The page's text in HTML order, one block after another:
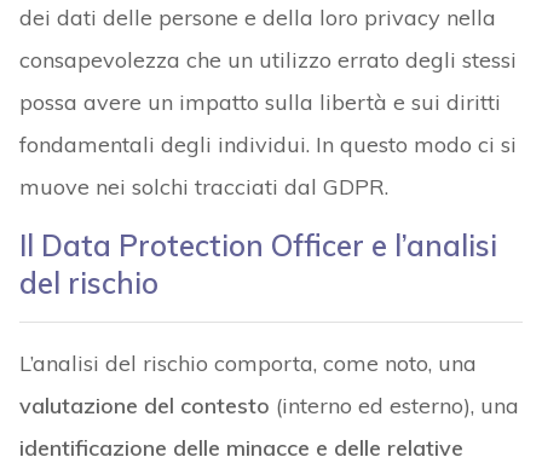
dei dati delle persone e della loro privacy nella
consapevolezza che un utilizzo errato degli stessi
possa avere un impatto sulla libertà e sui diritti
fondamentali degli individui. In questo modo ci si
muove nei solchi tracciati dal GDPR.
Il Data Protection Officer e l’analisi
del rischio
L’analisi del rischio comporta, come noto, una
valutazione del contesto (interno ed esterno), una
identificazione delle minacce e delle relative